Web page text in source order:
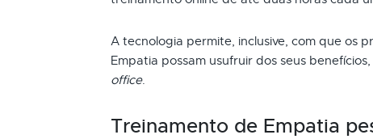
A tecnologia permite, inclusive, com que os
Empatia possam usufruir dos seus
office.
Treinamento de Empatia